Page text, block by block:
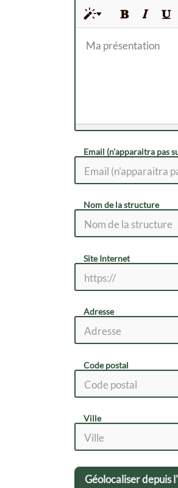
Ma présentation
Email (n'apparaitra pas
Nom de la structure
Site Internet
Adresse
Code postal
Ville
Géolocaliser depuis